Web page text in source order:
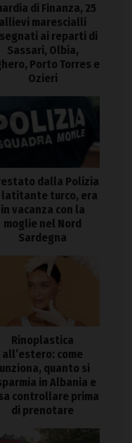
di Finanza, 25
allievi marescialli
ai reparti di
Sassari, Olbia,
Porto Torres e
Ozieri
dalla Polizia
latitante turco, era
in vacanza con la
moglie nel Nord
Sardegna
Rinoplastica
all’estero: come
quanto si
in Albania e
controllare prima
di prenotare